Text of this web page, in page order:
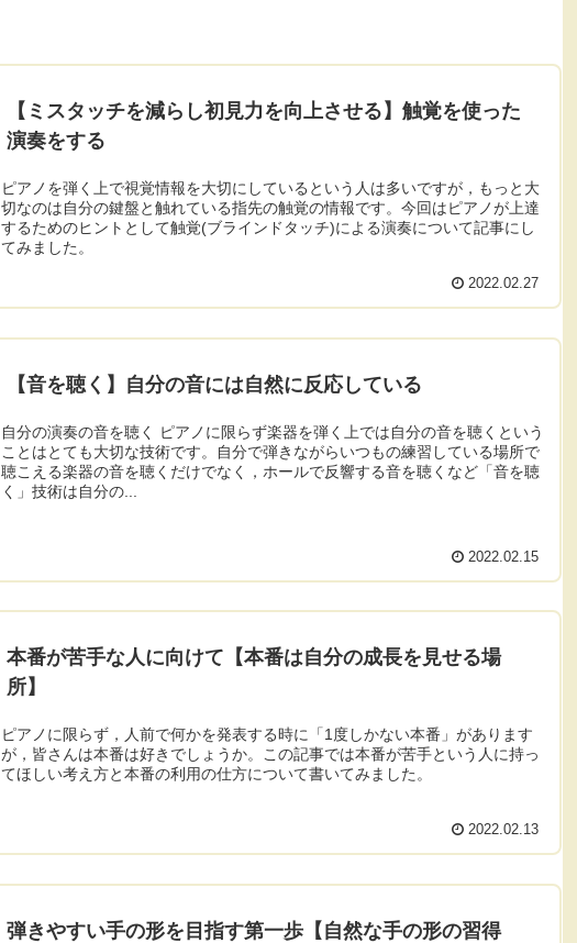
【ミスタッチを減らし初見力を向上させる】触覚を使った
演奏をする
ピアノを弾く上で視覚情報を大切にしているという人は多いですが，もっと大
切なのは自分の鍵盤と触れている指先の触覚の情報です。今回はピアノが上達
するためのヒントとして触覚(ブラインドタッチ)による演奏について記事にし
てみました。
2022.02.27
【音を聴く】自分の音には自然に反応している
自分の演奏の音を聴く ピアノに限らず楽器を弾く上では自分の音を聴くという
ことはとても大切な技術です。自分で弾きながらいつもの練習している場所で
聴こえる楽器の音を聴くだけでなく，ホールで反響する音を聴くなど「音を聴
く」技術は自分の...
2022.02.15
本番が苦手な人に向けて【本番は自分の成長を見せる場
所】
ピアノに限らず，人前で何かを発表する時に「1度しかない本番」があります
が，皆さんは本番は好きでしょうか。この記事では本番が苦手という人に持っ
てほしい考え方と本番の利用の仕方について書いてみました。
2022.02.13
弾きやすい手の形を目指す第一歩【自然な手の形の習得